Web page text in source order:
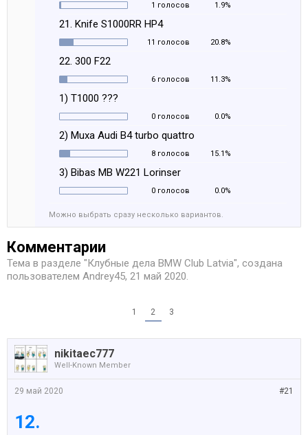
1 голосов 1.9%
21. Knife S1000RR HP4
11 голосов 20.8%
22. 300 F22
6 голосов 11.3%
1) T1000 ???
0 голосов 0.0%
2) Muxa Audi B4 turbo quattro
8 голосов 15.1%
3) Bibas MB W221 Lorinser
0 голосов 0.0%
Можно выбрать сразу несколько вариантов.
Комментарии
Тема в разделе "Клубные дела BMW Club Latvia", создана
пользователем Andrey45, 21 май 2020.
1 2 3
nikitaec777
Well-Known Member
#21
29 май 2020
12.